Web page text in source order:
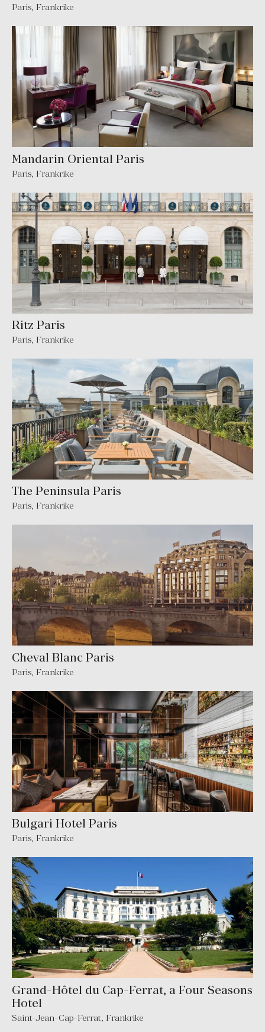
Paris, Frankrike
Mandarin Oriental Paris
Paris, Frankrike
Ritz Paris
Paris, Frankrike
The Peninsula Paris
Paris, Frankrike
Cheval Blanc Paris
Paris, Frankrike
Bulgari Hotel Paris
Paris, Frankrike
Grand-Hôtel du Cap-Ferrat, a Four Seasons
Hotel
Saint-Jean-Cap-Ferrat, Frankrike